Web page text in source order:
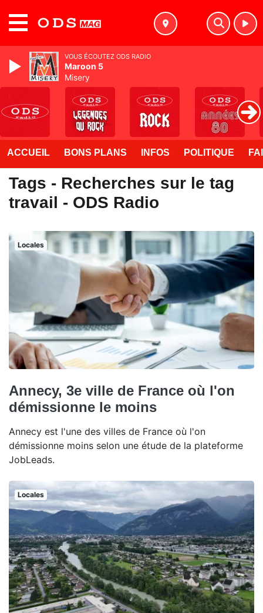
ACCUEIL BONS PLANS INFOS POLITIQUE
Tags - Recherches sur le tag
travail - ODS Radio
Locales
Annecy, 3e ville de France où l'on
démissionne le moins
Annecy est l'une des villes de France où l'on
démissionne moins selon une étude de la plateforme
JobLeads.
Locales
VOUS ÉCOUTEZ ODS RADIO
Maroon 5
Misery